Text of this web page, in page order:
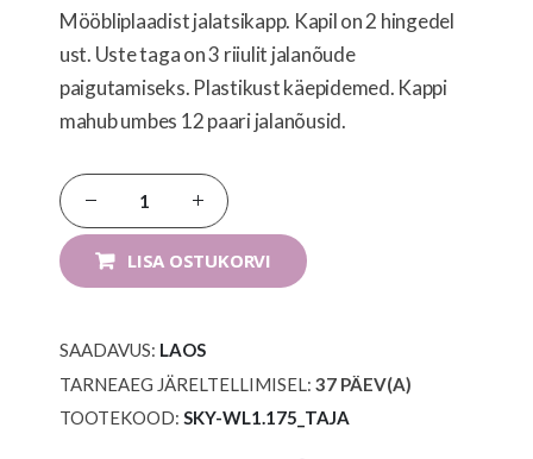
Mööbliplaadist jalatsikapp. Kapil on 2 hingedel
ust. Uste taga on 3 riiulit jalanõude
paigutamiseks. Plastikust käepidemed. Kappi
mahub umbes 12 paari jalanõusid.
LISA OSTUKORVI
SAADAVUS: LAOS
TARNEAEG JÄRELTELLIMISEL: 37 PÄEV(A)
TOOTEKOOD SKY-WL1.175_TAJA